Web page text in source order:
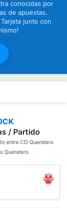
conocidas por
de apuestas.
junto con
/ Partido
entre CD Queretaro
Queretaro